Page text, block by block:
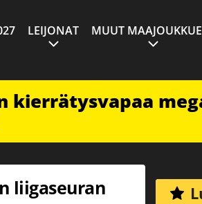
LEIJONAT MUUT
kierrätysvapaa
liigaseuran